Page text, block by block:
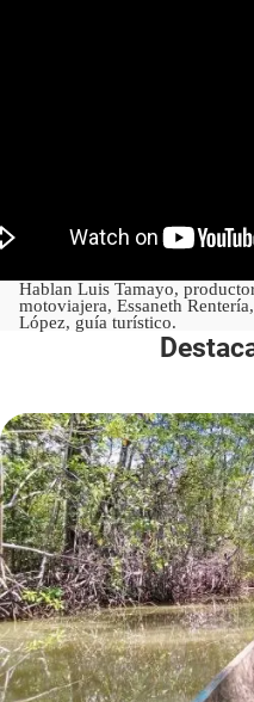
Hablan Luis Tamayo,
motoviajera, Essaneth
López, guía turístico.